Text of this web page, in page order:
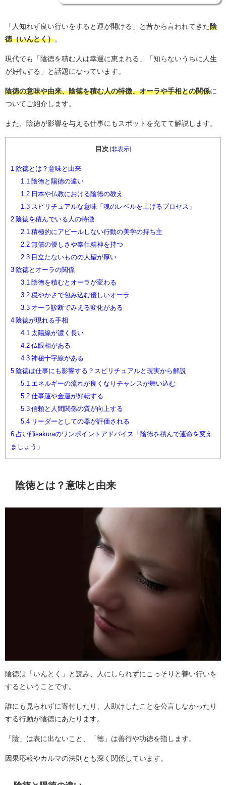
「人知れず良い行いをすると運が開ける」と昔から言われてきた陰
徳（いんとく）
現代でも「陰徳を積む人は幸運に恵まれる」「知らないうちに人生
が好転する」と話題になっています。
陰徳の意味や由来、陰徳を積む人の特徴、オーラや手相との関係に
ついてご紹介します。
また、陰徳が影響を与える仕事にもスポットを充てて解説します。
目次 [非表示]
1 陰徳とは？意味と由来
1.1 陰徳と陽徳の違い
1.2日本や仏教における陰徳の教え
1.3スピリチュアルな意味「魂のレベルを上げるプロセス」
2 陰徳を積んでいる人の特徴
2.1 積極的にアピールしない行動の美学の持ち主
2.2無償の優しさや奉仕精神を持つ
2.3目立たないものの人望が厚い
3 陰徳とオーラの関係
3.1 陰徳を積むとオーラが変わる
3.2穏やかさで包み込む優しいオーラ
3.3オーラ診断でみえる変化がある
4 陰徳が現れる手相
4.1 太陽線が濃く長い
4.2仏眼相がある
4.3神秘十字線がある
5 陰徳は仕事にも影響する？スピリチュアルと現実から解説
5.1 エネルギーの流れが良くなりチャンスが舞い込む
5.2仕事運や金運が好転する
5.3信頼と人間関係の質が向上する
5.4リーダーとしての器が評価される
6 占い師sakuraのワンポイントアドバイス「陰徳を積んで運命を変え
ましょう」
陰徳とは？意味と由来
陰徳は「いんとく」と読み、人にしられずにこっそりと善い行いを
するということです。
誰にも見られずに寄付したり、人助けしたことを公言しなかったり
する行動が陰徳にあたります。
「陰」は表に出ないこと、「徳」は善行や功徳を指します。
因果応報やカルマの法則とも深く関係しています。